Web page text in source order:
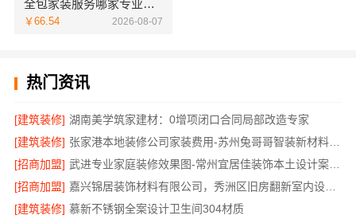
全包家装服务哪家专业？佛山市雅居美家装饰源头工厂直供服务
￥66.54 2026-08-07
热门资讯
[建筑装修] 湖南美学筑家建材：0增项闭口合同局部改造专家
[建筑装修]
张家港本地装修公司家装费用-苏州兔哥哥智装新材料有限公司全包
[招商加盟]
武进专业家庭装修效果图-常州宜居佳装饰本土设计案例鉴赏
[招商加盟]
嘉兴锦居装饰材料有限公司，秀洲区旧房翻新室内设计哪家好
[建筑装修] 慕新不锈钢全案设计卫生间304材质